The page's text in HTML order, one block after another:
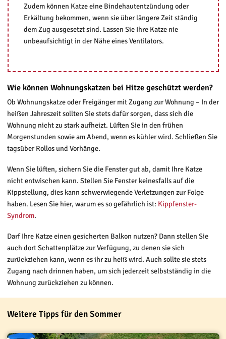
Zudem können Katze eine Bindehautentzündung oder
Erkältung bekommen, wenn sie über längere Zeit ständig
dem Zug ausgesetzt sind. Lassen Sie Ihre Katze nie
unbeaufsichtigt in der Nähe eines Ventilators.
Wie können Wohnungskatzen bei Hitze geschützt werden?
Ob Wohnungskatze oder Freigänger mit Zugang zur Wohnung – In der
heißen Jahreszeit sollten Sie stets dafür sorgen, dass sich die
Wohnung nicht zu stark aufheizt. Lüften Sie in den frühen
Morgenstunden sowie am Abend, wenn es kühler wird. Schließen Sie
tagsüber Rollos und Vorhänge.
Wenn Sie lüften, sichern Sie die Fenster gut ab, damit Ihre Katze
nicht entwischen kann. Stellen Sie Fenster keinesfalls auf die
Kippstellung, dies kann schwerwiegende Verletzungen zur Folge
haben. Lesen Sie hier, warum es so gefährlich ist: Kippfenster-
Syndrom.
Darf Ihre Katze einen gesicherten Balkon nutzen? Dann stellen Sie
auch dort Schattenplätze zur Verfügung, zu denen sie sich
zurückziehen kann, wenn es ihr zu heiß wird. Auch sollte sie stets
Zugang nach drinnen haben, um sich jederzeit selbstständig in die
Wohnung zurückziehen zu können.
Weitere Tipps für den Sommer